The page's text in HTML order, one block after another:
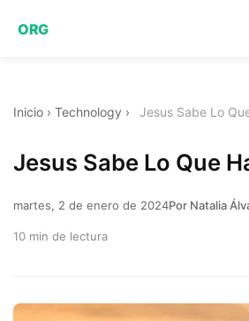
ORG
Inicio › Technology › Jesus Sabe Lo
Jesus Sabe Lo Que
martes, 2 de enero de 2024Por Natalia
10 min de lectura